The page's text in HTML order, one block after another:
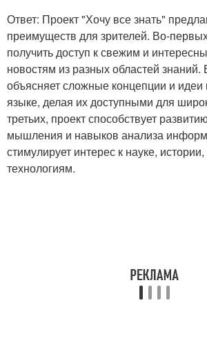
Ответ: Проект "Хочу все знать"
преимуществ для зрителей. Во-
получить доступ к свежим и
новостям из разных областей знаний.
объясняет сложные концепции и идеи
языке, делая их доступными для
третьих, проект способствует
мышления и навыков анализа
стимулирует интерес к науке, истории,
технологиям.